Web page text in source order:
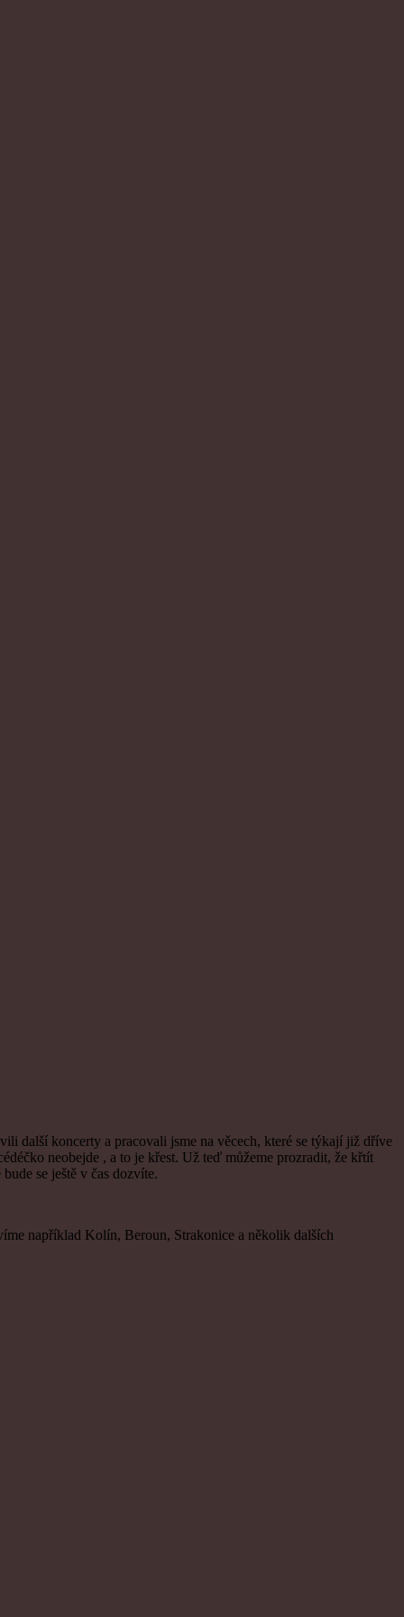
další koncerty a pracovali jsme na věcech, které se týkají již dříve
neobejde , a to je křest. Už teď můžeme prozradit, že křtít
se ještě v čas dozvíte.
například Kolín, Beroun, Strakonice a několik dalších